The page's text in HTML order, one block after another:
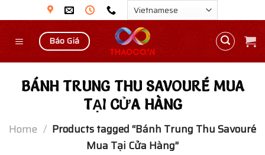
to
content
Báo Giá
BÁNH TRUNG THU SAVOURÉ MUA
TẠI CỬA HÀNG
Home / Products tagged “Bánh Trung Thu Savouré
Mua Tại Cửa Hàng”